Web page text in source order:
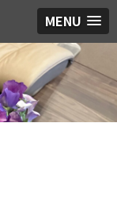
MENU